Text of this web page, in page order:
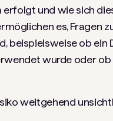
und wie sich
es, Fragen
beispielsweise ob
wurde oder
weitgehend